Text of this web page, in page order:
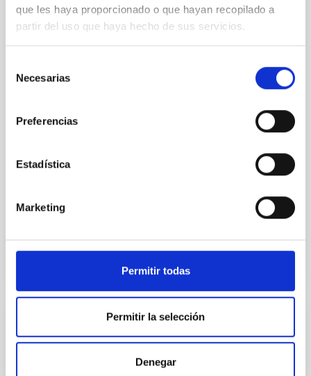
que les haya proporcionado o que hayan recopilado a
partir del uso que haya hecho de sus servicios.
Necesarias
Preferencias
Estadística
Marketing
Permitir todas
Permitir la selección
Denegar
La XXXVII Escuela de Invierno de Astrofísica de
Canarias, organizada por el Instituto de Astrofísica
de Canarias (IAC), se centra en las estrellas masivas
C/ Álvaro Martín Díaz, 2 Parque Tecnológico de
de Tenerife